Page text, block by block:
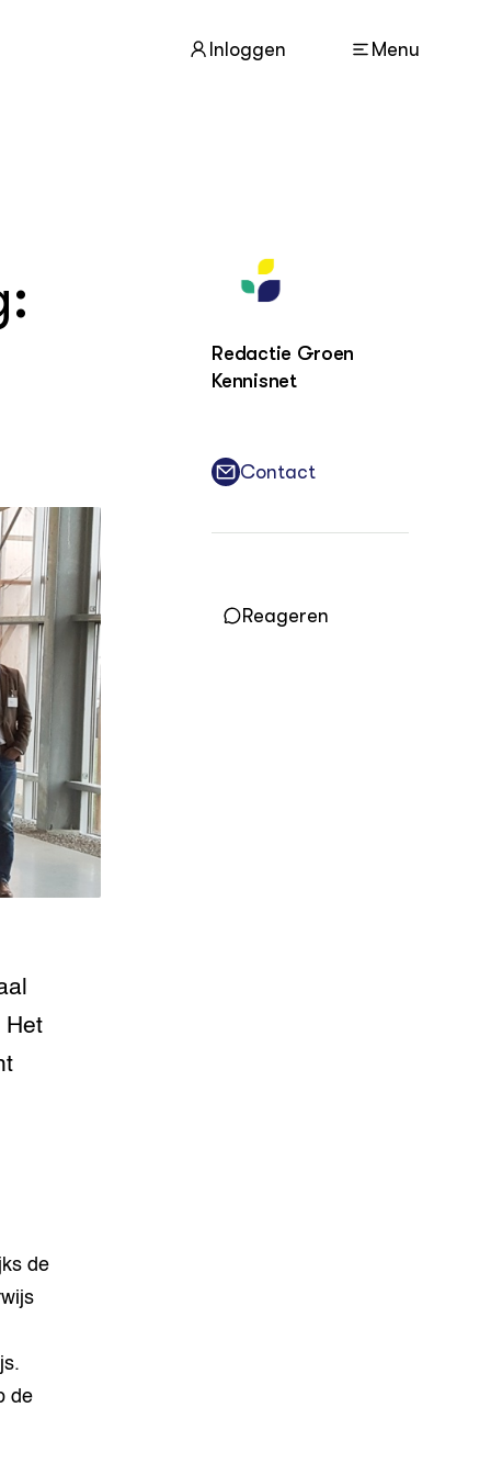
Inloggen Menu
Vakbladen
LEREN
Wiki Groen Kennisnet
GROEN KENNISNET
Over ons
Contact
ENGLISH
Search the Knowledge base
Het
de
de
Redactie Groen
Kennisnet
Contact
Reageren